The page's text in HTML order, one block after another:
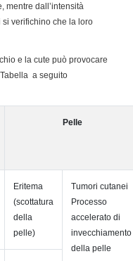
mentre dall’intensità
verifichino che la loro
e la cute può provocare
a seguito
Pelle
Eritema
(scottatura
della
pelle)
Tumori cutanei
Processo
accelerato di
invecchiamento
della pelle